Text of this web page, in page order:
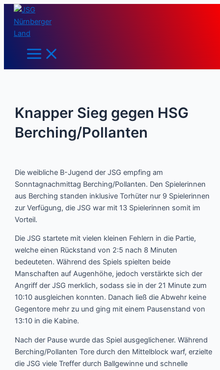
Zum
Inhalt
springen
Main
Menu
Knapper Sieg gegen HSG
Berching/Pollanten
Die weibliche B-Jugend der JSG empfing am
Sonntagnachmittag Berching/Pollanten. Den Spielerinnen
aus Berching standen inklusive Torhüter nur 9 Spielerinnen
zur Verfügung, die JSG war mit 13 Spielerinnen somit im
Vorteil.
Die JSG startete mit vielen kleinen Fehlern in die Partie,
welche einen Rückstand von 2:5 nach 8 Minuten
bedeuteten. Während des Spiels spielten beide
Manschaften auf Augenhöhe, jedoch verstärkte sich der
Angriff der JSG merklich, sodass sie in der 21 Minute zum
10:10 ausgleichen konnten. Danach ließ die Abwehr keine
Gegentore mehr zu und ging mit einem Pausenstand von
13:10 in die Kabine.
Nach der Pause wurde das Spiel ausgeglichener. Während
Berching/Pollanten Tore durch den Mittelblock warf, erzielte
die JSG viele Treffer durch Ballgewinne und schnelle
Post
navigation